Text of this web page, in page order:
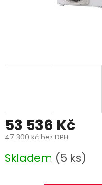
53 536 Kč
47 800 Kč bez DPH
cena:
Skladem (5 ks)